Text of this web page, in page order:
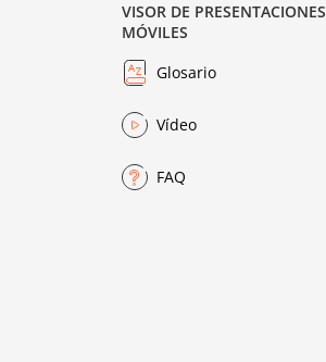
VISOR DE PRESENTACIONES
MÓVILES
Glosario
Vídeo
FAQ